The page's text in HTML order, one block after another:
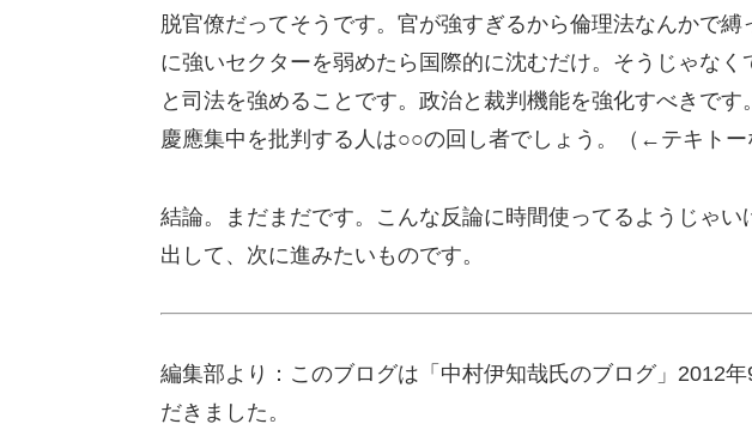
脱官僚だってそうです。官が強すぎるから倫理法なんかで
に強いセクターを弱めたら国際的に沈むだけ。そうじゃな
と司法を強めることです。政治と裁判機能を強化すべきです。
慶應集中を批判する人は○○の回し者でしょう。（←テキトー
結論。まだまだです。こんな反論に時間使ってるようじゃ
出して、次に進みたいものです。
編集部より：このブログは「中村伊知哉氏のブログ」2012
だきました。